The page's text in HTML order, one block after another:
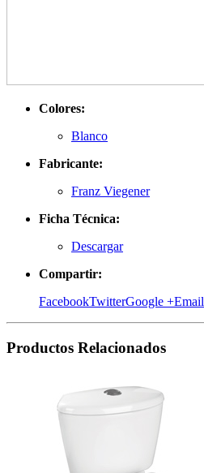
Colores:
Blanco
Fabricante:
Franz Viegener
Ficha Técnica:
Descargar
Compartir:
FacebookTwitterGoogle +Email
Productos Relacionados